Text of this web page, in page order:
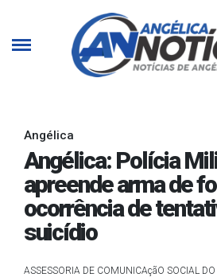
Angélica
Angélica: Polícia
apreende arma de
ocorrência de
suicídio
ASSESSORIA DE COMUNICAçãO SOCIAL